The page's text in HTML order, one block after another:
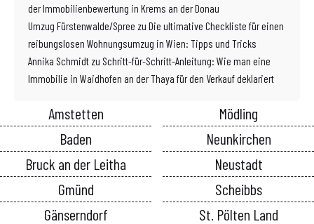
der Immobilienbewertung in Krems an der Donau
Umzug Fürstenwalde/Spree zu Die ultimative Checkliste für einen
reibungslosen Wohnungsumzug in Wien: Tipps und Tricks
Annika Schmidt zu Schritt-für-Schritt-Anleitung: Wie man eine
Immobilie in Waidhofen an der Thaya für den Verkauf deklariert
Amstetten
Baden
Bruck an der Leitha
Gmünd
Gänserndorf
Mödling
Neunkirchen
Neustadt
Scheibbs
St. Pölten Land